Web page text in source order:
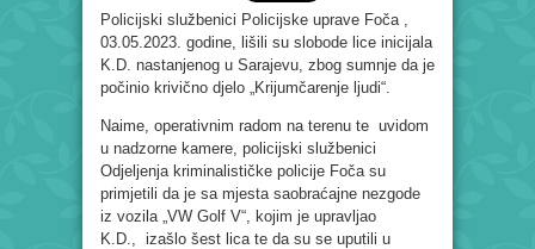
Policijski službenici Policijske uprave Foča ,
03.05.2023. godine, lišili su slobode lice inicijala
K.D. nastanjenog u Sarajevu, zbog sumnje da je
počinio krivično djelo „Krijumčarenje ljudi“.
Naime, operativnim radom na terenu te uvidom
u nadzorne kamere, policijski službenici
Odjeljenja kriminalističke policije Foča su
primjetili da je sa mjesta saobraćajne nezgode
iz vozila „VW Golf V“, kojim je upravljao
K.D., izašlo šest lica te da su se uputili u